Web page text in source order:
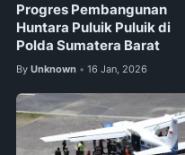
Progres Pembangunan
Huntara Puluik Puluik di
Polda Sumatera Barat
By Unknown • 16 Jan, 2026